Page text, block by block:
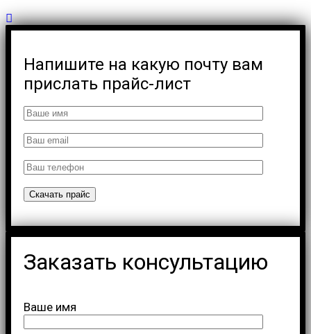
Напишите на какую почту вам
прислать прайс-лист
Заказать консультацию
Ваше имя